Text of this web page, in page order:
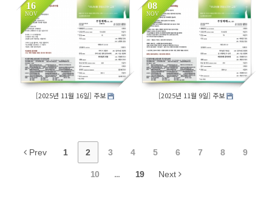
16
NOV
165
[2025년 11월 16일] 주보
08
NOV
218
[2025년 11월 9일] 주보
Prev 1 2 3 4 5 6 7 8 9
10 ... 19 Next